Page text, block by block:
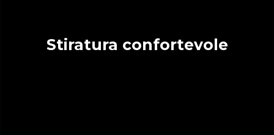
Stiratura confortevole